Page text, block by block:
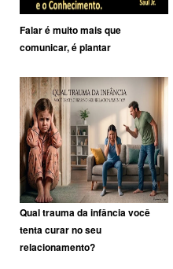
Falar é muito mais que
comunicar, é plantar
Qual trauma da infância você
tenta curar no seu
relacionamento?